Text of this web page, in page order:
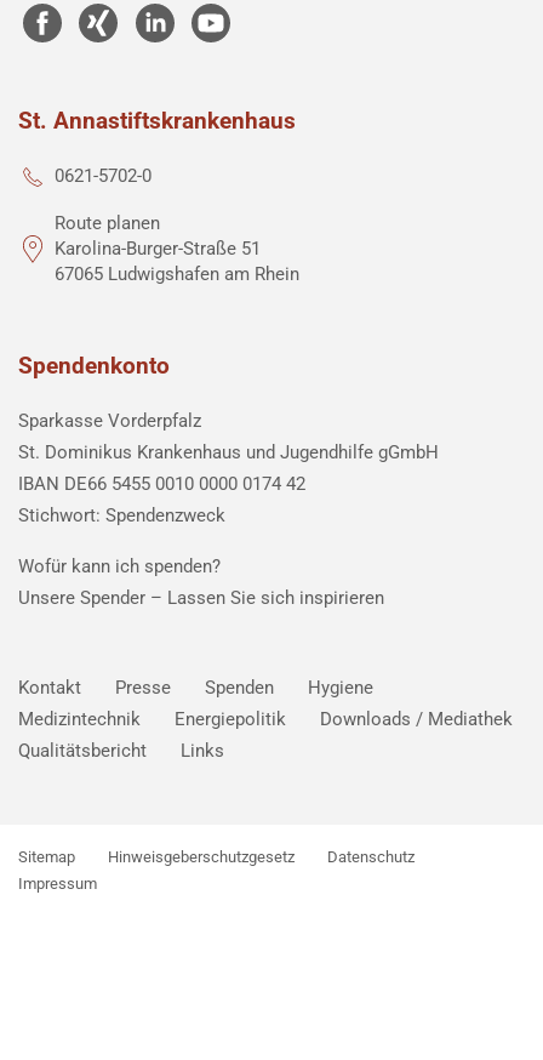
St. Annastiftskrankenhaus
0621-5702-0
Route planen
Karolina-Burger-Straße 51
67065 Ludwigshafen am Rhein
Spendenkonto
Sparkasse Vorderpfalz
St. Dominikus Krankenhaus und Jugendhilfe gGmbH
IBAN DE66 5455 0010 0000 0174 42
Stichwort: Spendenzweck
Wofür kann ich spenden?
Unsere Spender – Lassen Sie sich inspirieren
Kontakt Presse Spenden
Hygiene
Medizintechnik
Energiepolitik
Downloads / Mediathek
Qualitätsbericht
Links
Sitemap Hinweisgeberschutzgesetz
Datenschutz
Impressum